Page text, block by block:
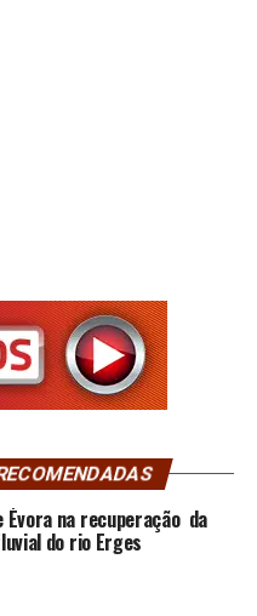
Évora na recuperação da
do rio Erges